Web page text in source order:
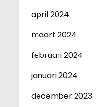
april 2024
maart 2024
februari 2024
januari 2024
december 2023